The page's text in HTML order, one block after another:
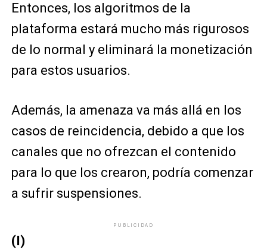
Entonces, los algoritmos de la
plataforma estará mucho más rigurosos
de lo normal y eliminará la monetización
para estos usuarios.
Además, la amenaza va más allá en los
casos de reincidencia, debido a que los
canales que no ofrezcan el contenido
para lo que los crearon, podría comenzar
a sufrir suspensiones.
PUBLICIDAD
(I)